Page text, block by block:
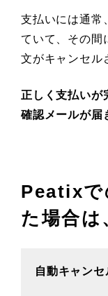
支払いには通常
ていて、その間
文がキャンセル
正しく支払いが
確認メールが届
Peatixで
た場合は
自動キャン